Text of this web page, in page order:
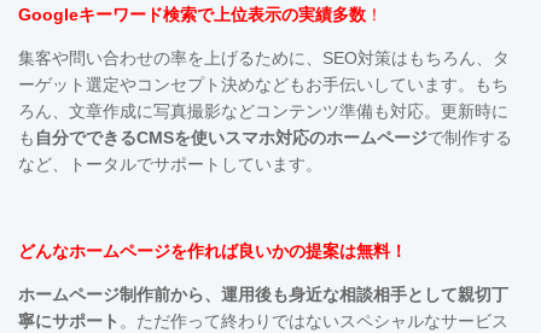
Googleキーワード検索で上位表示の実績多数 ！
集客や問い合わせの率を上げるために、SEO対策はもちろん、タ
ーゲット選定やコンセプト決めなどもお手伝いしています。もち
ろん、文章作成に写真撮影などコンテンツ準備も対応。更新時に
も 自分でできるCMSを使いスマホ対応のホームページで制作する
など、トータルでサポートしています。
どんなホームページを作れば良いかの提案は無料！
ホームページ制作前から、運用後も身近な相談相手として親切丁
寧にサポート 。ただ作って終わりではないスペシャルなサービス